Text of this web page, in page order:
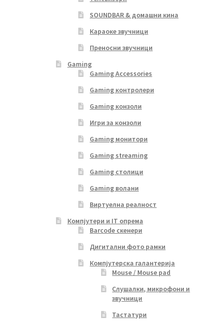
SOUNDBAR & домашни кина
Караоке звучници
Преносни звучници
Gaming
Gaming Accessories
Gaming контролери
Gaming конзоли
Игри за конзоли
Gaming монитори
Gaming streaming
Gaming столици
Gaming волани
Виртуелна реалност
Компјутери и IT опрема
Barcode скенери
Дигитални фото рамки
Компјутерска галантерија
Mouse / Mouse pad
Слушалки, микрофони и
звучници
Тастатури